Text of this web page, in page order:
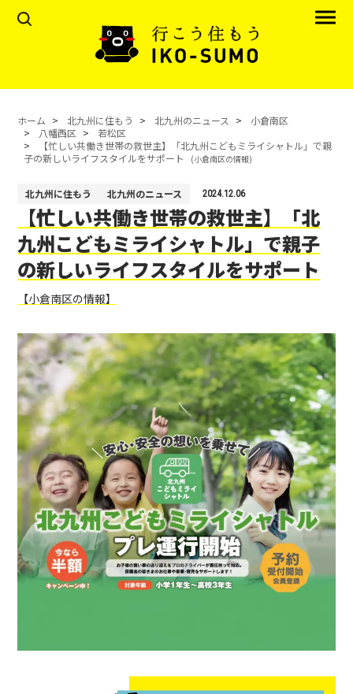
ホーム 北九州に住もう 北九州のニュース
小倉南区
八幡西区
若松区
【忙しい共働き世帯の救世主】「北九州こどもミライシャトル」で親
子の新しいライフスタイルをサポート
(小倉南区の情報)
北九州に住もう 北九州のニュース 2024.12.06
【忙しい共働き世帯の救世主】「北
九州こどもミライシャトル」で親子
の新しいライフスタイルをサポート
【小倉南区の情報】